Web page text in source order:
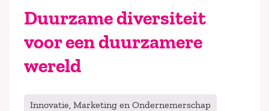
Duurzame diversiteit
voor een duurzamere
wereld
Innovatie, Marketing en Ondernemerschap